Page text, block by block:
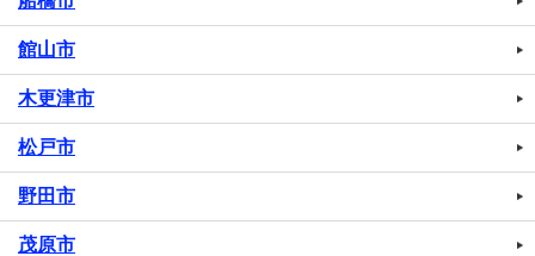
館山市
木更津市
松戸市
野田市
茂原市